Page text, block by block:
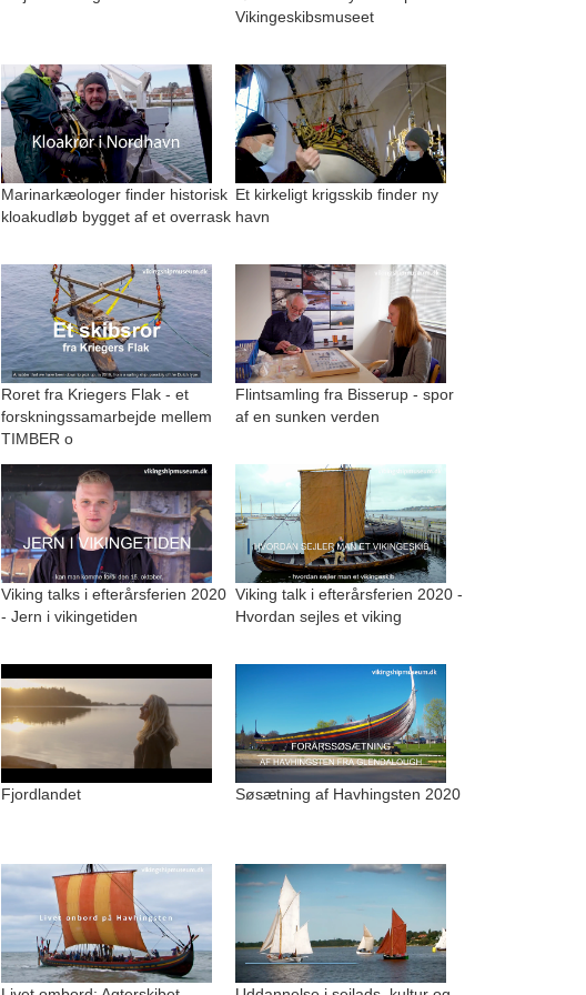
Vikingeskibsmuseet
Marinarkæologer finder historisk
kloakudløb bygget af et overrask
Et kirkeligt krigsskib finder ny
havn
Roret fra Kriegers Flak - et
forskningssamarbejde mellem
TIMBER o
Flintsamling fra Bisserup - spor
af en sunken verden
Viking talks i efterårsferien 2020
- Jern i vikingetiden
Viking talk i efterårsferien 2020 -
Hvordan sejles et viking
Fjordlandet Søsætning af Havhingsten 2020